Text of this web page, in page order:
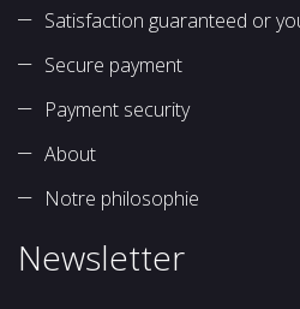
Satisfaction guaranteed or
Secure payment
Payment security
About
Notre philosophie
Newsletter